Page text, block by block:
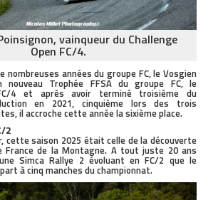
vainqueur du Challenge
Open FC/4.
nombreuses années du groupe FC, le Vosgien
nouveau Trophée FFSA du groupe FC, le
4 et après avoir terminé troisième du
en 2021, cinquième lors des trois
il accroche cette année la sixième place.
2
cette saison 2025 était celle de la découverte
France de la Montagne. A tout juste 20 ans
Simca Rallye 2 évoluant en FC/2 que le
à cinq manches du championnat.